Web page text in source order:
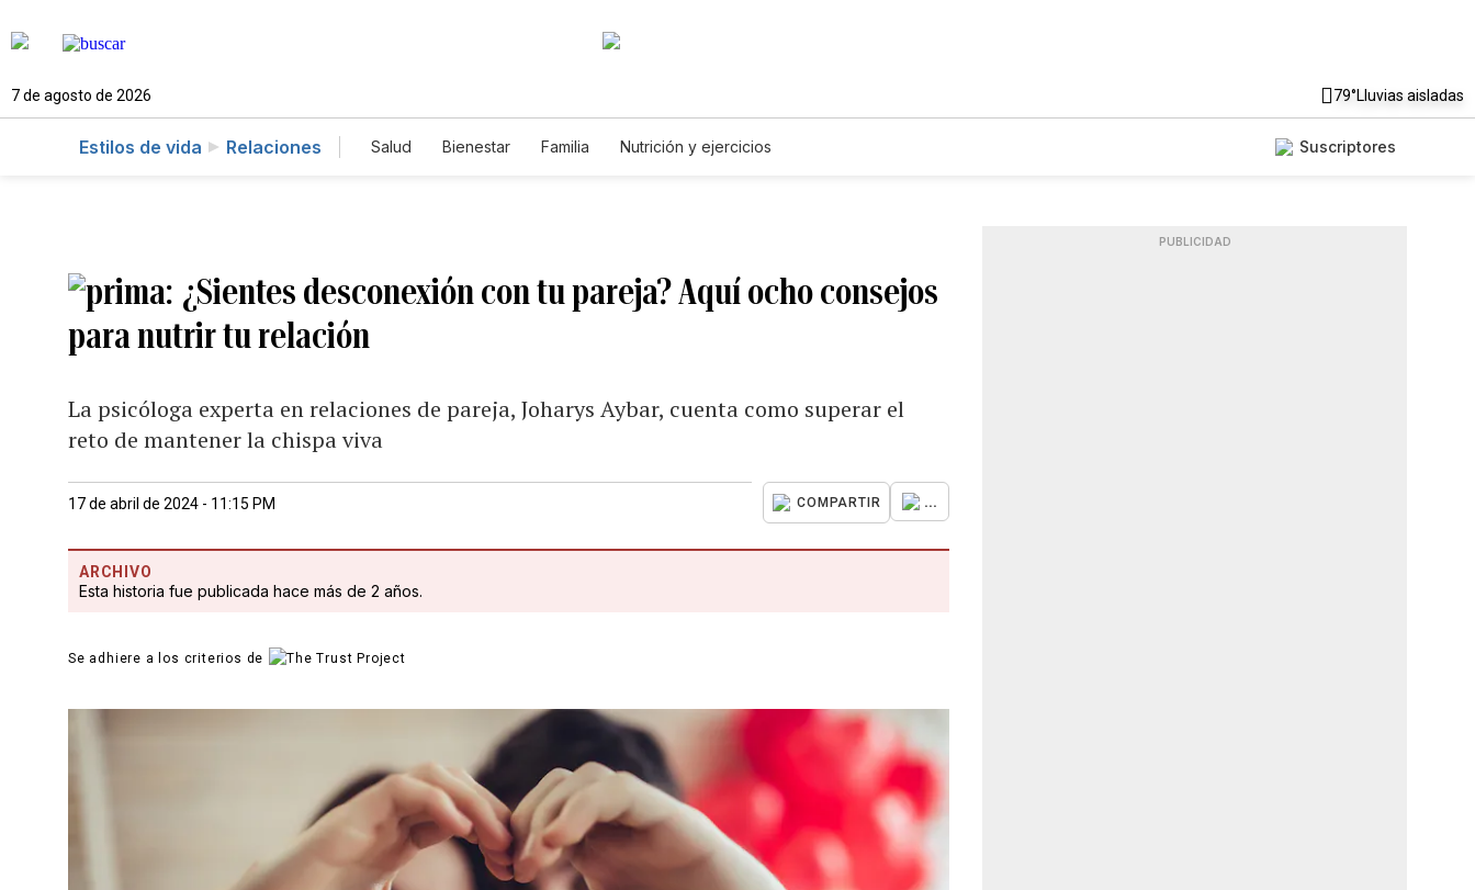
7 de agosto de 2026 79°Lluvias aisladas
Estilos de vida Relaciones Salud Bienestar Familia Nutrición y ejercicios Suscriptores
¿Sientes desconexión con tu pareja? Aquí ocho consejos
para nutrir tu relación
La psicóloga experta en relaciones de pareja, Joharys Aybar, cuenta como superar el
reto de mantener la chispa viva
17 de abril de 2024 - 11:15 PM COMPARTIR ...
ARCHIVO
Esta historia fue publicada hace más de 2 años.
Se adhiere a los criterios de
PUBLICIDAD